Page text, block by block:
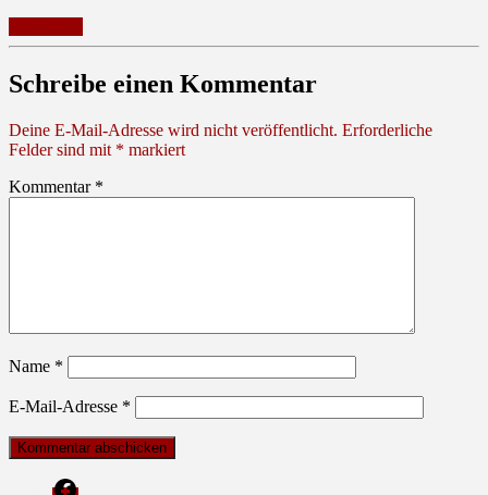
Schreibe einen Kommentar
Deine E-Mail-Adresse wird nicht veröffentlicht. Erforderliche
Felder sind mit * markiert
Kommentar *
Name *
E-Mail-Adresse *
Facebook